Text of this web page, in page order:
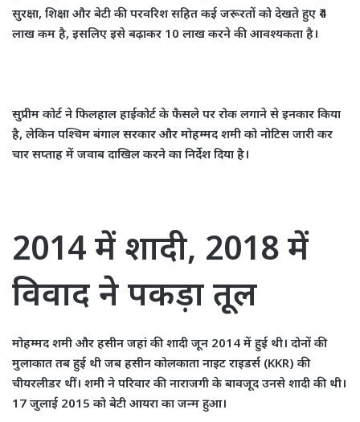
सुरक्षा, शिक्षा और बेटी की परवरिश सहित कई जरूरतों को देखते हुए ₹4
लाख कम है, इसलिए इसे बढ़ाकर 10 लाख करने की आवश्यकता है।
सुप्रीम कोर्ट ने फिलहाल हाईकोर्ट के फैसले पर रोक लगाने से इनकार किया
है, लेकिन पश्चिम बंगाल सरकार और मोहम्मद शमी को नोटिस जारी कर
चार सप्ताह में जवाब दाखिल करने का निर्देश दिया है।
2014 में शादी, 2018 में
विवाद ने पकड़ा तूल
मोहम्मद शमी और हसीन जहां की शादी जून 2014 में हुई थी। दोनों की
मुलाकात तब हुई थी जब हसीन कोलकाता नाइट राइडर्स (KKR) की
चीयरलीडर थीं। शमी ने परिवार की नाराजगी के बावजूद उनसे शादी की थी।
17 जुलाई 2015 को बेटी आयरा का जन्म हुआ।